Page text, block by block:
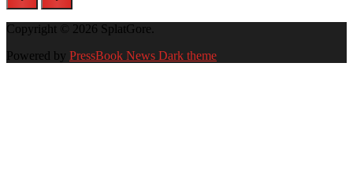
Copyright © 2026 SplatGore.
Powered by PressBook News Dark theme